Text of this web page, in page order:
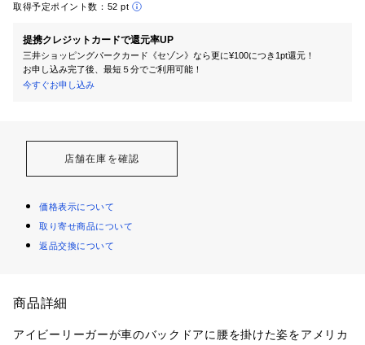
取得予定ポイント数： 52 pt
提携クレジットカードで還元率UP
三井ショッピングパークカード《セゾン》なら更に¥100につき1pt還元！
お申し込み完了後、最短５分でご利用可能！
今すぐお申し込み
店舗在庫を確認
価格表示について
取り寄せ商品について
返品交換について
商品詳細
アイビーリーガーが車のバックドアに腰を掛けた姿をアメリカ